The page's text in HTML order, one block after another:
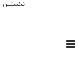
نخستین